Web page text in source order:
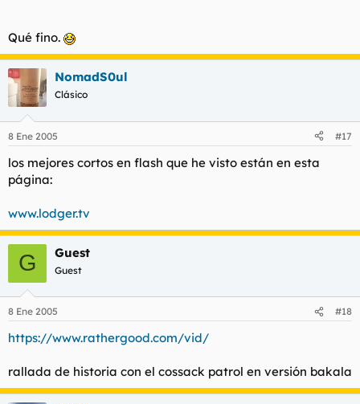
Qué fino.
NomadS0ul
Clásico
8 Ene 2005 #17
los mejores cortos en flash que he visto están en esta
página:
www.lodger.tv
G Guest
Guest
8 Ene 2005 #18
https://www.rathergood.com/vid/
rallada de historia con el cossack patrol en versión bakala